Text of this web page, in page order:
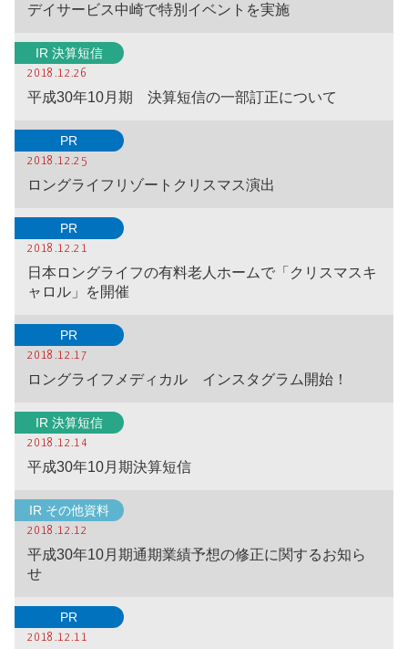
デイサービス中崎で特別イベントを実施
IR 決算短信
2018.12.26
平成30年10月期 決算短信の一部訂正について
PR
2018.12.25
ロングライフリゾートクリスマス演出
PR
2018.12.21
日本ロングライフの有料老人ホームで「クリスマスキ
ャロル」を開催
PR
2018.12.17
ロングライフメディカル インスタグラム開始！
IR 決算短信
2018.12.14
平成30年10月期決算短信
IR その他資料
2018.12.12
平成30年10月期通期業績予想の修正に関するお知ら
せ
PR
2018.12.11